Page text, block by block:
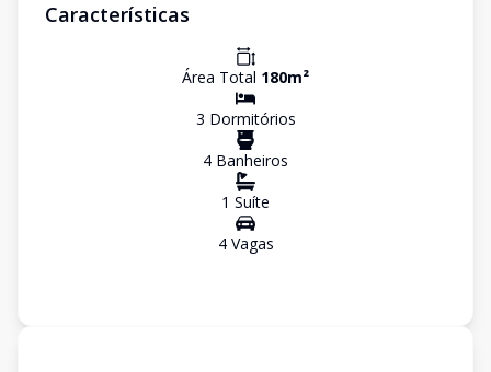
Características
Área Total 180m²
3 Dormitórios
4 Banheiros
1 Suíte
4Vagas